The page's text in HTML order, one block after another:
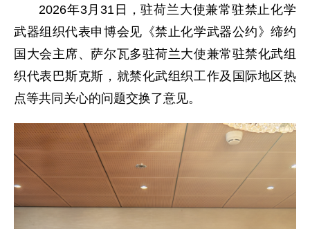
2026年3月31日，驻荷兰大使兼常驻禁止化学
武器组织代表申博会见《禁止化学武器公约》缔约
国大会主席、萨尔瓦多驻荷兰大使兼常驻禁化武组
织代表巴斯克斯，就禁化武组织工作及国际地区热
点等共同关心的问题交换了意见。